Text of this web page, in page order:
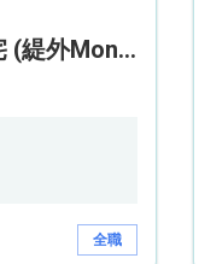
客戶服務主管 - 畢架山住宅 (緹外Mont Verra)
全職